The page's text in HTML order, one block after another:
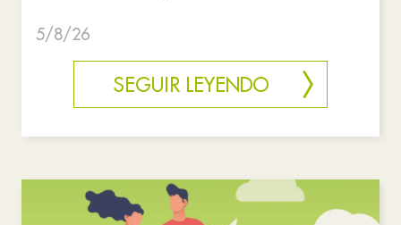
5/8/26
SEGUIR LEYENDO